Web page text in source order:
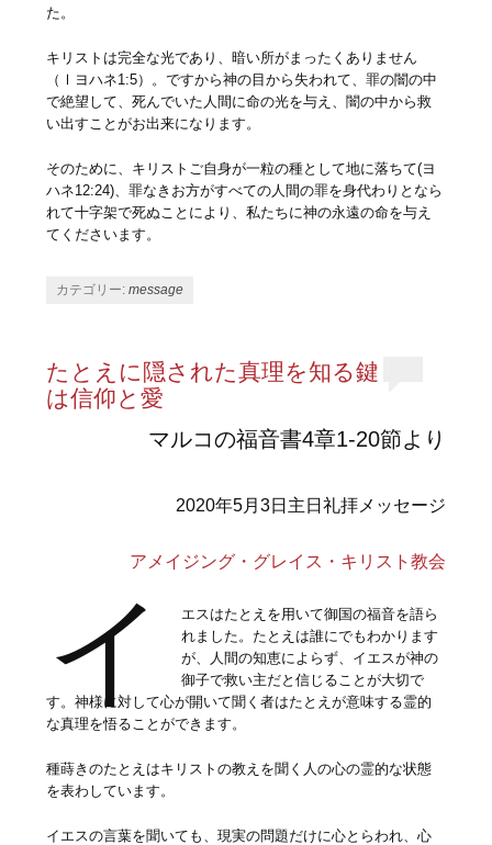
た。
キリストは完全な光であり、暗い所がまったくありません
（Ⅰヨハネ1:5）。ですから神の目から失われて、罪の闇の中
で絶望して、死んでいた人間に命の光を与え、闇の中から救
い出すことがお出来になります。
そのために、キリストご自身が一粒の種として地に落ちて(ヨ
ハネ12:24)、罪なきお方がすべての人間の罪を身代わりとなら
れて十字架で死ぬことにより、私たちに神の永遠の命を与え
てくださいます。
カテゴリー:message
たとえに隠された真理を知る鍵
は信仰と愛
マルコの福音書4章1-20節より
2020年5月3日主日礼拝メッセージ
アメイジング・グレイス・キリスト教会
イ
エスはたとえを用いて御国の福音を語ら
れました。たとえは誰にでもわかります
が、人間の知恵によらず、イエスが神の
御子で救い主だと信じることが大切で
す。神様に対して心が開いて聞く者はたとえが意味する霊的
な真理を悟ることができます。
種蒔きのたとえはキリストの教えを聞く人の心の霊的な状態
を表わしています。
イエスの言葉を聞いても、現実の問題だけに心とらわれ、心